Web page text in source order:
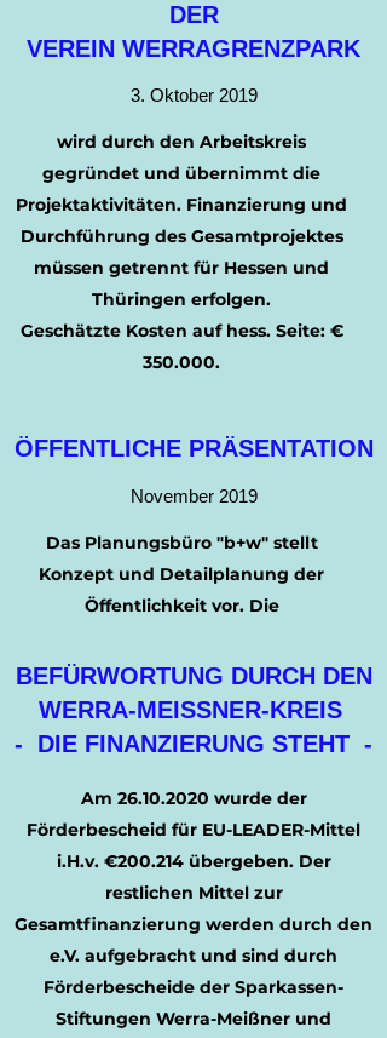
DER
VEREIN WERRAGRENZPARK
3. Oktober 2019
wird durch den Arbeitskreis
gegründet und übernimmt die
Projektaktivitäten. Finanzierung und
Durchführung des Gesamtprojektes
müssen getrennt für Hessen und
Thüringen erfolgen.
Geschätzte Kosten auf hess. Seite: €
350.000.
ÖFFENTLICHE PRÄSENTATION
November 2019
Das Planungsbüro "b+w" stellt
Konzept und Detailplanung der
Öffentlichkeit vor. Die
Trägerschaft der Gemeinde für den
Grenzpark.
Zur Steuerung wird eine
§ 72 HGO gebildet.
BEFÜRWORTUNG DURCH DEN
WERRA-MEISSNER-KREIS
- DIE FINANZIERUNG STEHT -
Am 26.10.2020 wurde der
Förderbescheid für EU-LEADER-Mittel
i.H.v. €200.214 übergeben. Der
restlichen Mittel zur
Gesamtfinanzierung werden durch den
e.V. aufgebracht und sind durch
Förderbescheide der Sparkassen-
Stiftungen Werra-Meißner und